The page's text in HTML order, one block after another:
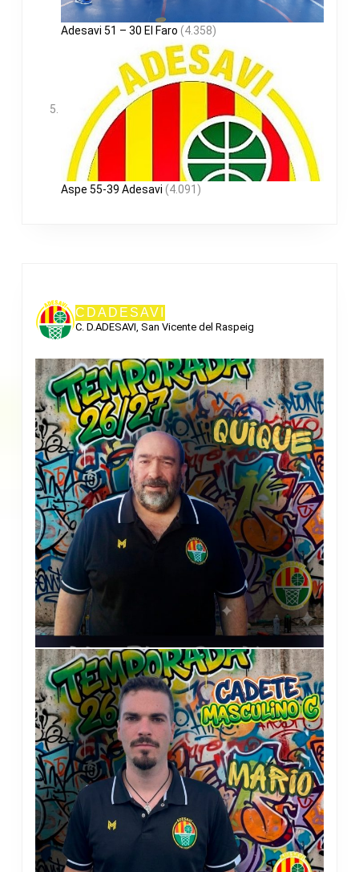
Adesavi 51 – 30 El Faro (4.358)
Aspe 55-39 Adesavi (4.091)
CDADESAVI
C. D.ADESAVI, San Vicente del Raspeig